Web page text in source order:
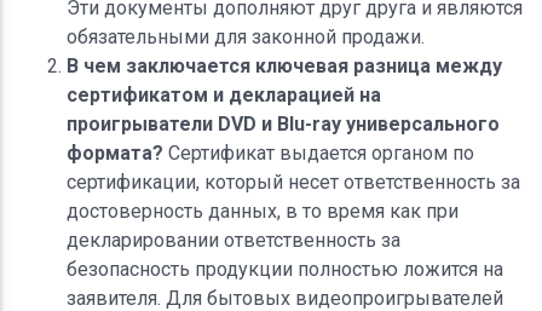
Эти документы дополняют друг друга и являются
обязательными для законной продажи.
В чем заключается ключевая разница между
сертификатом и декларацией на
проигрыватели DVD и Blu-ray универсального
формата? Сертификат выдается органом по
сертификации, который несет ответственность за
достоверность данных, в то время как при
декларировании ответственность за
безопасность продукции полностью ложится на
заявителя. Для бытовых видеопроигрывателей